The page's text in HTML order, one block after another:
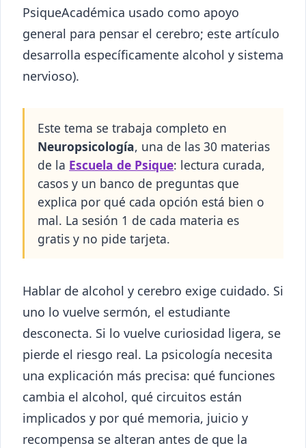
PsiqueAcadémica usado como apoyo
general para pensar el cerebro; este artículo
desarrolla específicamente alcohol y sistema
nervioso).
Este tema se trabaja completo en
Neuropsicología, una de las 30 materias
de la Escuela de Psique: lectura curada,
casos y un banco de preguntas que
explica por qué cada opción está bien o
mal. La sesión 1 de cada materia es
gratis y no pide tarjeta.
Hablar de alcohol y cerebro exige cuidado. Si
uno lo vuelve sermón, el estudiante
desconecta. Si lo vuelve curiosidad ligera, se
pierde el riesgo real. La psicología necesita
una explicación más precisa: qué funciones
cambia el alcohol, qué circuitos están
implicados y por qué memoria, juicio y
recompensa se alteran antes de que la